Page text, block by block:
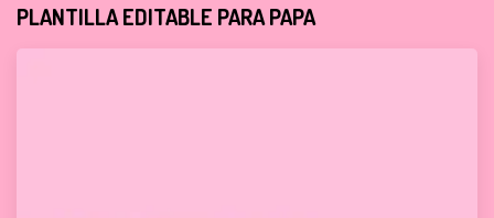
PLANTILLA EDITABLE PARA PAPA